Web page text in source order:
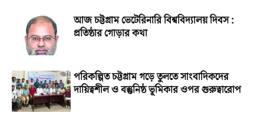
আজ চট্টগ্রাম ভেটেরিনারি বিশ্ববিদ্যালয় দিবস :
প্রতিষ্ঠার গোড়ার কথা
পরিকল্পিত চট্টগ্রাম গড়ে তুলতে সাংবাদিকদের
দায়িত্বশীল ও বস্তুনিষ্ঠ ভূমিকার ওপর গুরুত্বারোপ